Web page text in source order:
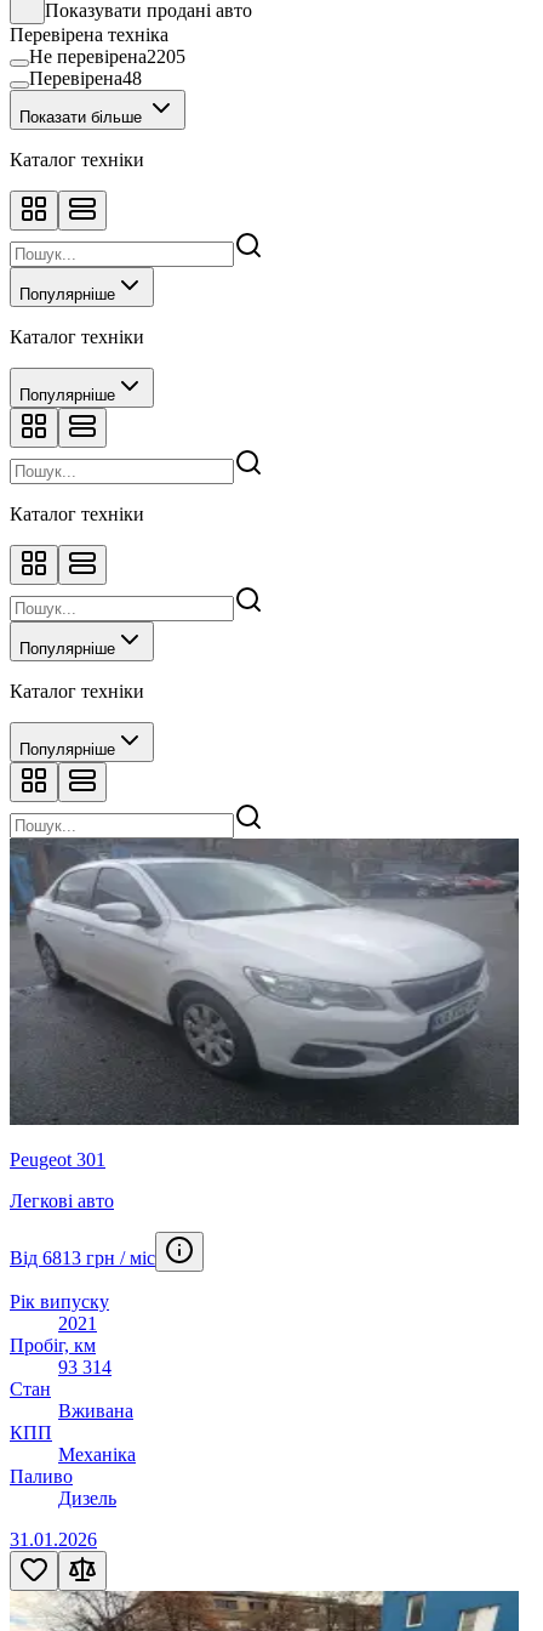
Показувати продані авто
Перевірена техніка
Не перевірена2205
Перевірена48
Показати більше
Каталог техніки
Популярніше
Каталог техніки
Популярніше
Каталог техніки
Популярніше
Каталог техніки
Популярніше
Peugeot 301
Легкові авто
Від 6813 грн / міс
Рік випуску
2021
Пробіг, км
93 314
Стан
Вживана
КПП
Механіка
Паливо
Дизель
31.01.2026